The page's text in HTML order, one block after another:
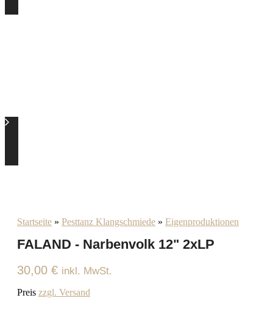
Startseite » Pesttanz Klangschmiede » Eigenproduktionen
FALAND - Narbenvolk 12" 2xLP
30,00 € inkl. MwSt.
Preis zzgl. Versand